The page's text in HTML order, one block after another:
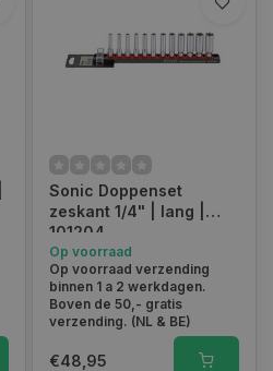
Sonic Doppenset
zeskant 1/4" | lang |
101204
Op voorraad
Op voorraad verzending
binnen 1 a 2 werkdagen.
Boven de 50,- gratis
verzending. (NL & BE)
€48,95